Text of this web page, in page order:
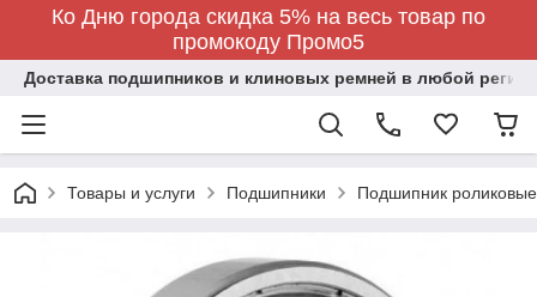
Ко Дню города скидка 5% на весь товар по
промокоду Промо5
Доставка подшипников и клиновых ремней в любой регион
Товары и услуги Подшипники Подшипник